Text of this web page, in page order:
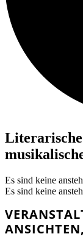
Es sind keine
Es sind keine